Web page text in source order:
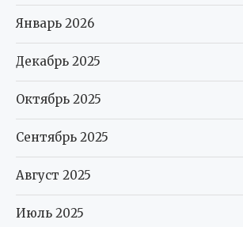
Январь 2026
Декабрь 2025
Октябрь 2025
Сентябрь 2025
Август 2025
Июль 2025